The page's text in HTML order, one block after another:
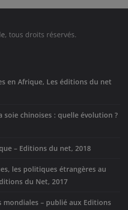
, tous droits réservés.
en Afrique, Les éditions du net
soie chinoises : quelle évolution ?
– Editions du net, 2018
les politiques étrangères au
du Net, 2017
mondiales – publié aux Editions